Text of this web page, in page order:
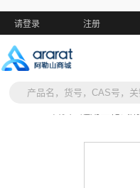
请登录 注册